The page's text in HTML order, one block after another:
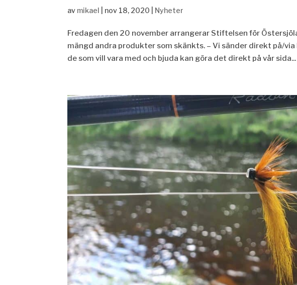
av mikael nov 18, 2020 Nyheter
Fredagen den 20 november arrangerar Stiftelsen för
mängd andra produkter som skänkts. – Vi sänder direkt på/
de som vill vara med och bjuda kan göra det direkt på vår sida...